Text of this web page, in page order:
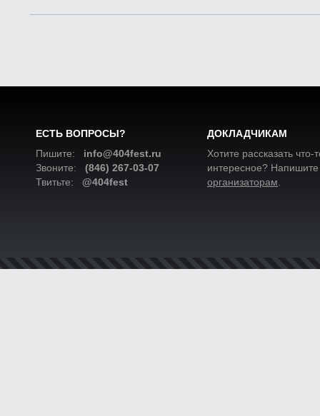
ЕСТЬ ВОПРОСЫ?
Пишите: info@404fest.ru
Звоните: (846) 267-03-07
Твитьте: @404fest
ДОКЛАДЧИКАМ
Хотите рассказать что-
интересное?
организаторам